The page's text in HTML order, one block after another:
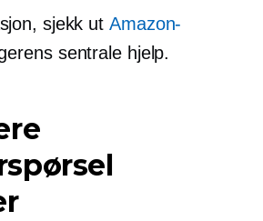
sjekk ut Amazon-
sentrale hjelp.